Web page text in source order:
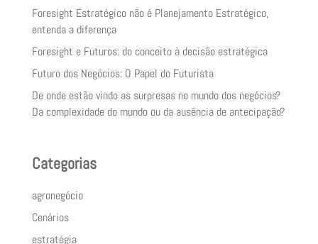
Foresight Estratégico não é Planejamento Estratégico,
entenda a diferença
Foresight e Futuros: do conceito à decisão estratégica
Futuro dos Negócios: O Papel do Futurista
De onde estão vindo as surpresas no mundo dos negócios?
Da complexidade do mundo ou da ausência de antecipação?
Categorias
agronegócio
Cenários
estratégia